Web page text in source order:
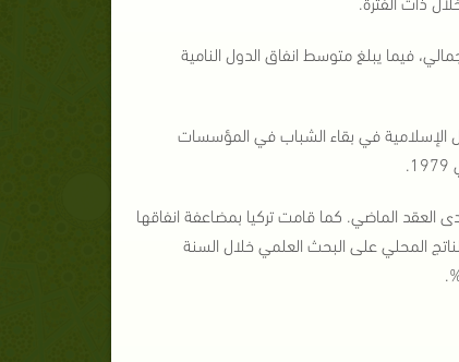
العلمي 0.38% من الناتج المحلي الإجمالي، فيما يبلغ متوسط انفاق الدول النامية
الإسلامية في بقاء الشباب في المؤسسات
الماضي. كما قامت تركيا بمضاعفة انفاقها
الماضية، وتستهدف أن تنفق 2 في المائة من الناتج المحلي على البحث العلمي خلال السنة